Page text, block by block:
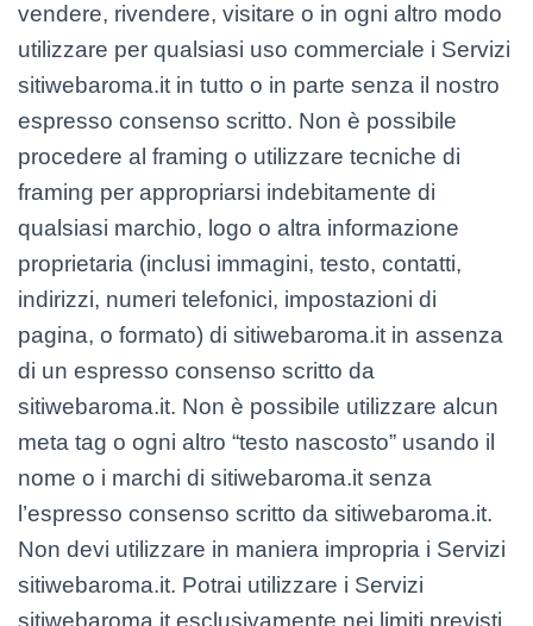
vendere, rivendere, visitare o in ogni altro modo
utilizzare per qualsiasi uso commerciale i Servizi
sitiwebaroma.it in tutto o in parte senza il nostro
espresso consenso scritto. Non è possibile
procedere al framing o utilizzare tecniche di
framing per appropriarsi indebitamente di
qualsiasi marchio, logo o altra informazione
proprietaria (inclusi immagini, testo, contatti,
indirizzi, numeri telefonici, impostazioni di
pagina, o formato) di sitiwebaroma.it in assenza
di un espresso consenso scritto da
sitiwebaroma.it. Non è possibile utilizzare alcun
meta tag o ogni altro “testo nascosto” usando il
nome o i marchi di sitiwebaroma.it senza
l’espresso consenso scritto da sitiwebaroma.it.
Non devi utilizzare in maniera impropria i Servizi
sitiwebaroma.it. Potrai utilizzare i Servizi
sitiwebaroma.it esclusivamente nei limiti previsti